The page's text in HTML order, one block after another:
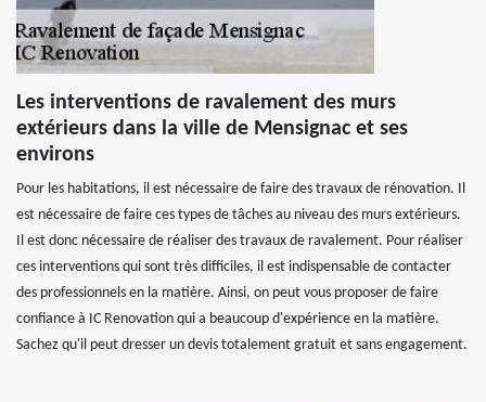
Les interventions de ravalement des murs
extérieurs dans la ville de Mensignac et ses
environs
Pour les habitations, il est nécessaire de faire des travaux de rénovation. Il
est nécessaire de faire ces types de tâches au niveau des murs extérieurs.
Il est donc nécessaire de réaliser des travaux de ravalement. Pour réaliser
ces interventions qui sont très difficiles, il est indispensable de contacter
des professionnels en la matière. Ainsi, on peut vous proposer de faire
confiance à IC Renovation qui a beaucoup d'expérience en la matière.
Sachez qu'il peut dresser un devis totalement gratuit et sans engagement.